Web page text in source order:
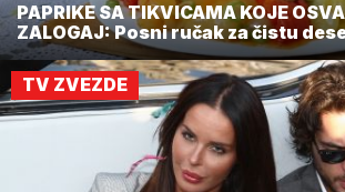
PAPRIKE SA TIKVICAMA KOJE
ZALOGAJ: Posni ručak za čistu
TV ZVEZDE